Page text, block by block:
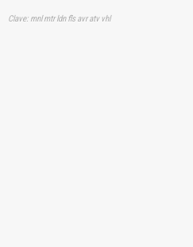
Clave: mnl mtr ldn fls avr atv vhl